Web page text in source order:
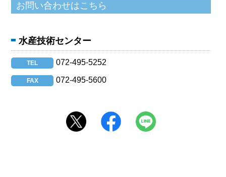
水産技術センター
TEL 072-495-5252
FAX 072-495-5600